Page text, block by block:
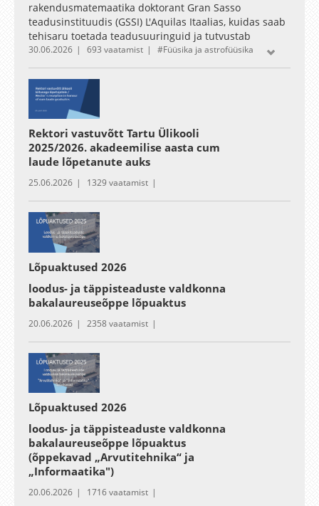
rakendusmatemaatika doktorant Gran Sasso
teadusinstituudis (GSSI) L'Aquilas Itaalias, kuidas saab
tehisaru toetada teadusuuringuid ja tutvustab
mitmeagentset tehisarusüsteemi DENARIO, mis on
loodud teadlaste igapäevatöö abistamiseks. Milline
näeb teadlase elu tegelikult välja ja milliste
väljakutsetega seisavad teadlased silmitsi? Vaagime ka
tehisaru eetilisi tagajärgi teaduses, sealhulgas
võimalusi, piiranguid ja vastutust, mis kaasnevad
intelligentsete süsteemide integreerimisega
avastusprotsessi.
30.06.2026 693 vaatamist Füüsika ja astrofüüsika
Rektori vastuvõtt Tartu Ülikooli
2025/2026. akadeemilise aasta cum
laude lõpetanute auks
25.06.2026 1329 vaatamist
Lõpuaktused 2026
loodus- ja täppisteaduste valdkonna
bakalaureuseõppe lõpuaktus
20.06.2026 2358 vaatamist
Lõpuaktused 2026
loodus- ja täppisteaduste valdkonna
bakalaureuseõppe lõpuaktus
(õppekavad „Arvutitehnika“ ja
„Informaatika")
20.06.2026 1716 vaatamist